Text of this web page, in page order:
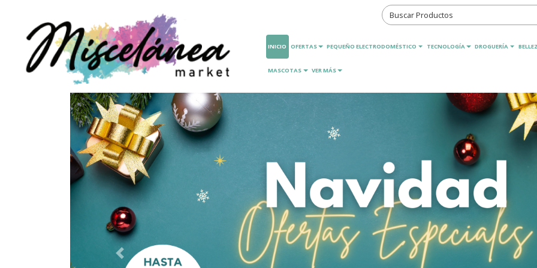
INICIO OFERTAS PEQUEÑO ELECTRODOMÉSTICO TECNOLOGÍA DROGUERÍA
MASCOTAS VER MÁS
Previous